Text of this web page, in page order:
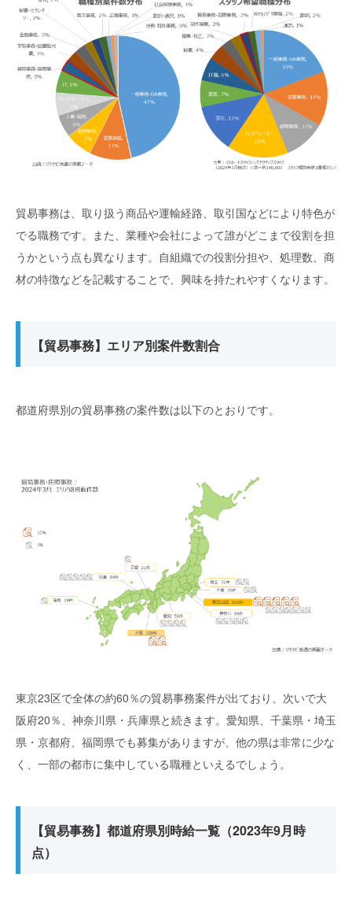
貿易事務は、取り扱う商品や運輸経路、取引国などにより特色が
でる職務です。また、業種や会社によって誰がどこまで役割を担
うかという点も異なります。自組織での役割分担や、処理数、商
材の特徴などを記載することで、興味を持たれやすくなります。
【貿易事務】エリア別案件数割合
都道府県別の貿易事務の案件数は以下のとおりです。
東京23区で全体の約60％の貿易事務案件が出ており、次いで大
阪府20％、神奈川県・兵庫県と続きます。愛知県、千葉県・埼玉
県・京都府、福岡県でも募集がありますが、他の県は非常に少な
く、一部の都市に集中している職種といえるでしょう。
【貿易事務】都道府県別時給一覧（2023年9月時
点）